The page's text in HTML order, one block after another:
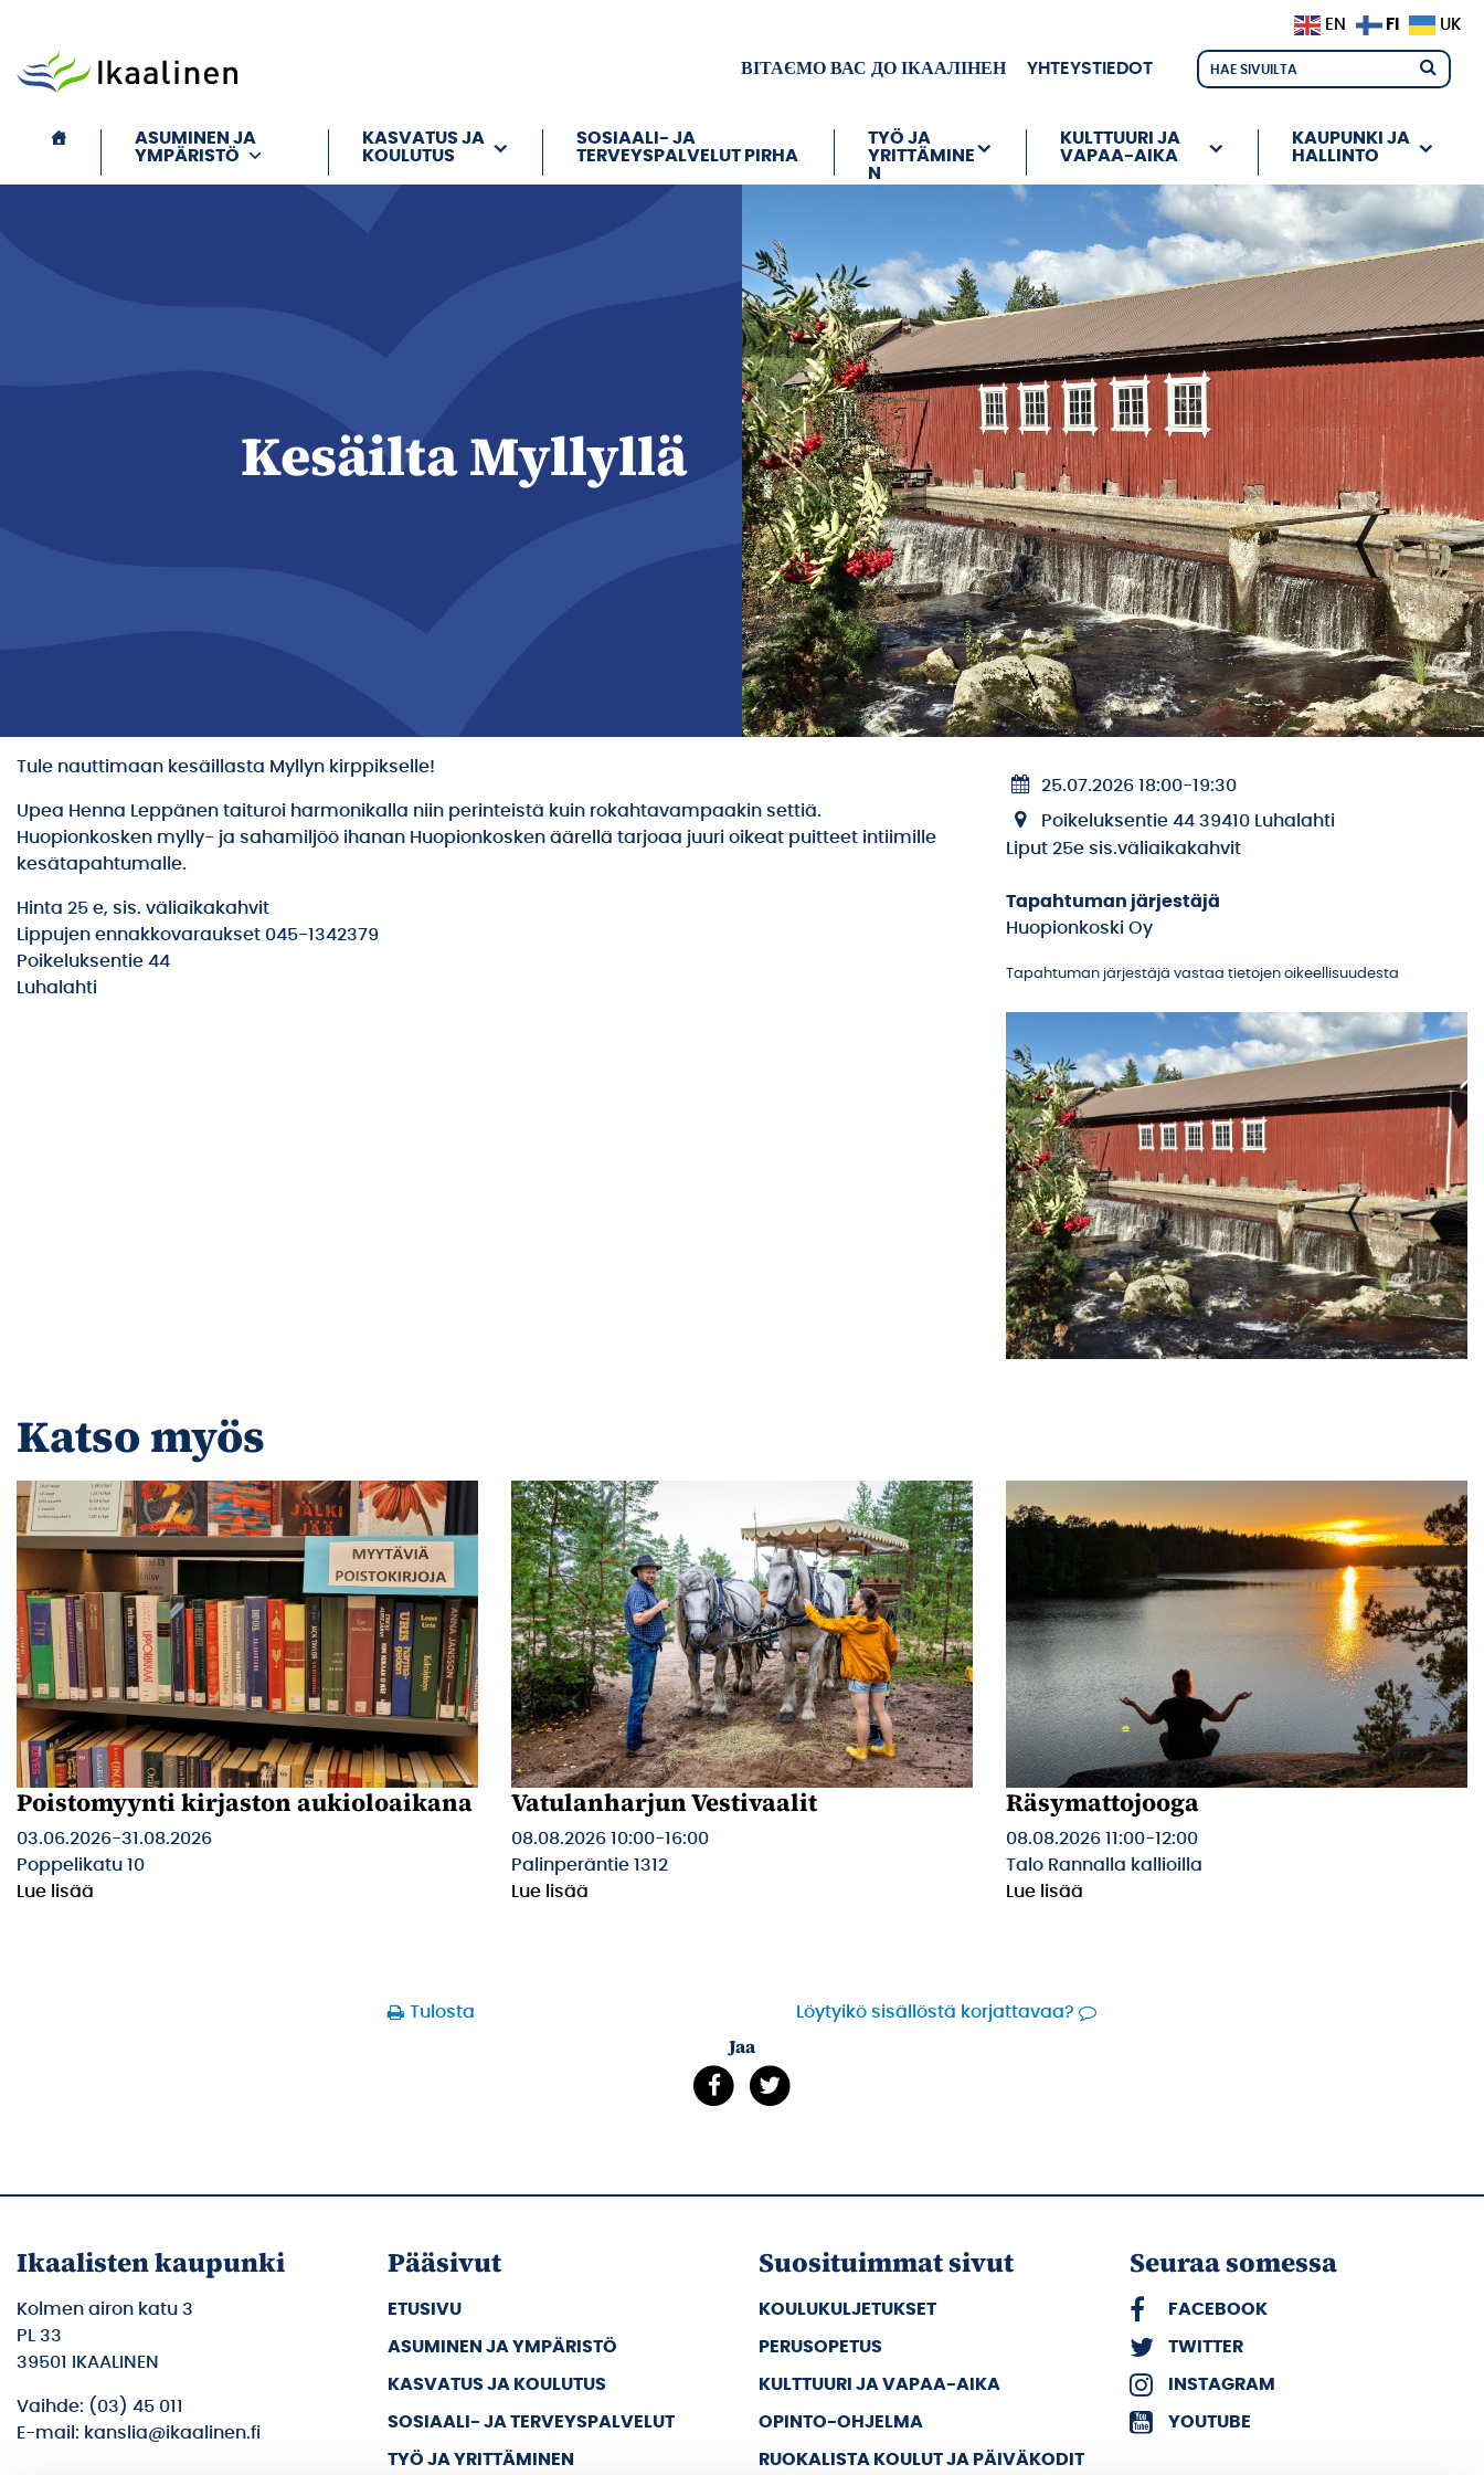
ВІТАЄМО ВАС ДО ІКААЛІНЕН YHTEYSTIEDOT
ASUMINEN JA
YMPÄRISTÖ
KASVATUS JA
KOULUTUS
SOSIAALI- JA
TERVEYSPALVELUT PIRHA
TYÖ JA
YRITTÄMINE
N
KULTTUURI JA
VAPAA-AIKA
KAUPUNKI JA
HALLINTO
Kesäilta Myllyllä
Tule nauttimaan kesäillasta Myllyn kirppikselle!
Upea Henna Leppänen taituroi harmonikalla niin perinteistä kuin rokahtavampaakin settiä.
Huopionkosken mylly- ja sahamiljöö ihanan Huopionkosken äärellä tarjoaa juuri oikeat puitteet intiimille
kesätapahtumalle.
Hinta 25 e, sis. väliaikakahvit
Lippujen ennakkovaraukset 045-1342379
Poikeluksentie 44
Luhalahti
25.07.2026 18:00-19:30
Poikeluksentie 44 39410 Luhalahti
Liput 25e sis.väliaikakahvit
Tapahtuman järjestäjä
Huopionkoski Oy
Tapahtuman järjestäjä vastaa tietojen oikeellisuudesta
Katso myös
Poistomyynti kirjaston aukioloaikana
03.06.2026-31.08.2026
Poppelikatu 10
Lue lisää
Vatulanharjun Vestivaalit
08.08.2026 10:00-16:00
Palinperäntie 1312
Lue lisää
Räsymattojooga
08.08.2026 11:00-12:00
Talo Rannalla kallioilla
Lue lisää
Tulosta Löytyikö sisällöstä korjattavaa?
Jaa
Ikaalisten kaupunki
Kolmen airon katu 3
PL 33
39501 IKAALINEN
Vaihde: (03) 45 011
E-mail: kanslia@ikaalinen.fi
Pääsivut
ETUSIVU
ASUMINEN JA YMPÄRISTÖ
KASVATUS JA KOULUTUS
SOSIAALI- JA TERVEYSPALVELUT
TYÖ JA YRITTÄMINEN
Suosituimmat sivut
KOULUKULJETUKSET
PERUSOPETUS
KULTTUURI JA VAPAA-AIKA
OPINTO-OHJELMA
RUOKALISTA KOULUT JA PÄIVÄKODIT
Seuraa somessa
FACEBOOK
TWITTER
INSTAGRAM
YOUTUBE
EN FI UK